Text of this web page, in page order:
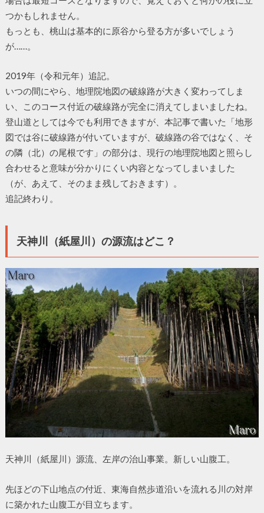
つかもしれません。
もっとも、桃山は基本的に原谷から登る方が多いでしょう
が……。
2019年（令和元年）追記。
いつの間にやら、地理院地図の破線路が大きく変わってしま
い、このコース付近の破線路が完全に消えてしまいましたね。
登山道としては今でも利用できますが、本記事で書いた「地形
図では谷に破線路が付いていますが、破線路の谷ではなく、そ
の隣（北）の尾根です」の部分は、現行の地理院地図と照らし
合わせると意味が分かりにくい内容となってしまいました
（が、あえて、そのまま残しておきます）。
追記終わり。
天神川（紙屋川）の源流はどこ？
天神川（紙屋川）源流、左岸の治山事業。新しい山腹工。
先ほどの下山地点の付近、東海自然歩道沿いを流れる川の対岸
に築かれた山腹工が目立ちます。